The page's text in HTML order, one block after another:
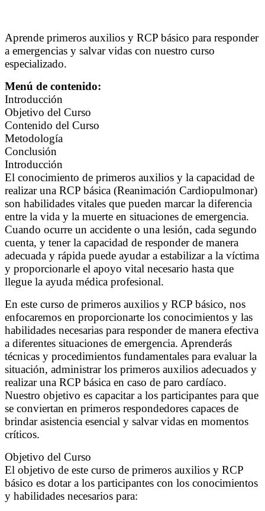
Aprende primeros auxilios y RCP básico para responder
a emergencias y salvar vidas con nuestro curso
especializado.
Menú de contenido:
Introducción
Objetivo del Curso
Contenido del Curso
Metodología
Conclusión
Introducción
El conocimiento de primeros auxilios y la capacidad de
realizar una RCP básica (Reanimación Cardiopulmonar)
son habilidades vitales que pueden marcar la diferencia
entre la vida y la muerte en situaciones de emergencia.
Cuando ocurre un accidente o una lesión, cada segundo
cuenta, y tener la capacidad de responder de manera
adecuada y rápida puede ayudar a estabilizar a la víctima
y proporcionarle el apoyo vital necesario hasta que
llegue la ayuda médica profesional.
En este curso de primeros auxilios y RCP básico, nos
enfocaremos en proporcionarte los conocimientos y las
habilidades necesarias para responder de manera efectiva
a diferentes situaciones de emergencia. Aprenderás
técnicas y procedimientos fundamentales para evaluar la
situación, administrar los primeros auxilios adecuados y
realizar una RCP básica en caso de paro cardíaco.
Nuestro objetivo es capacitar a los participantes para que
se conviertan en primeros respondedores capaces de
brindar asistencia esencial y salvar vidas en momentos
críticos.
Objetivo del Curso
El objetivo de este curso de primeros auxilios y RCP
básico es dotar a los participantes con los conocimientos
y habilidades necesarios para: